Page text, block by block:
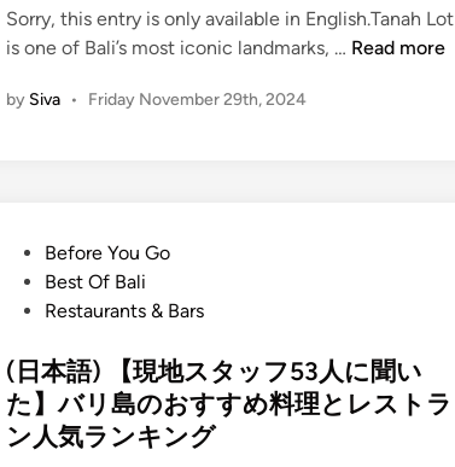
i
n
Sorry, this entry is only available in English.Tanah Lot
is one of Bali’s most iconic landmarks, … (
o
p
Read more
by Siva • Friday November 29th, 2024
e
d
i
n
Before You Go
Best Of Bali
Restaurants & Bars
(日本語) 【現地スタッフ53人に聞い
た】バリ島のおすすめ料理とレストラ
ン人気ランキング